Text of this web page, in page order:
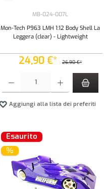
MB-024-007L
Mon-Tech P963 LMH 1:12 Body Shell La
Leggera (clear) - Lightweight
24,90 €* 26,90 €*
Aggiungi alla lista dei preferiti
Esaurito
%